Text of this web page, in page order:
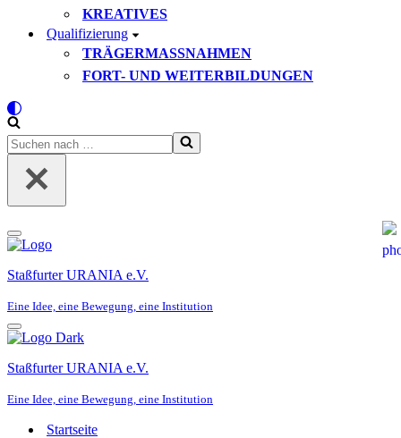
KREATIVES
Qualifizierung
TRÄGERMASSNAHMEN
FORT- UND WEITERBILDUNGEN
Suchen
nach …
Navigationsmenü
Staßfurter URANIA e.V.
Eine Idee, eine Bewegung, eine Institution
Navigationsmenü
Staßfurter URANIA e.V.
Eine Idee, eine Bewegung, eine Institution
Startseite